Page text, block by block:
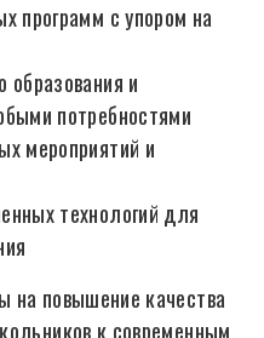
программ с упором на
образования и
потребностями
мероприятий и
технологий для
на повышение качества
к современным